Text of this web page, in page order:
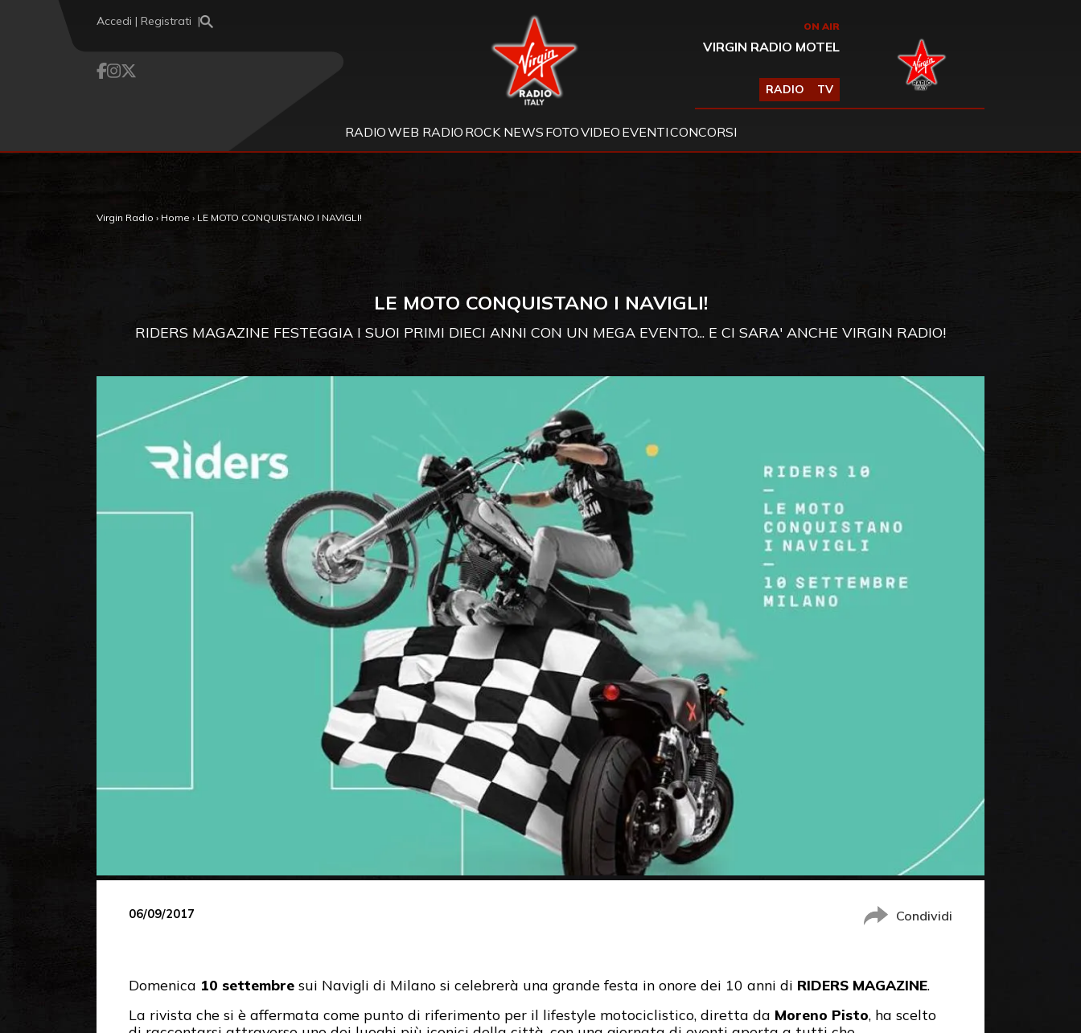
Accedi | Registrati Virgin Radio ON AIR
VIRGIN RADIO MOTEL
RADIO TV
RADIOWEB RADIO ROCK NEWS FOTOVIDEO EVENTICONCORSI
Virgin Radio › Home › LE MOTO CONQUISTANO I NAVIGLI!
LE MOTO CONQUISTANO I NAVIGLI!
RIDERS MAGAZINE FESTEGGIA I SUOI PRIMI DIECI ANNI CON UN MEGA EVENTO... E CI SARA' ANCHE VIRGIN RADIO!
06/09/2017 Condividi
Domenica 10 settembre sui Navigli di Milano si celebrerà una grande festa in onore dei 10 anni di RIDERS MAGAZINE.
La rivista che si è affermata come punto di riferimento per il lifestyle motociclistico, diretta da Moreno Pisto, ha scelto